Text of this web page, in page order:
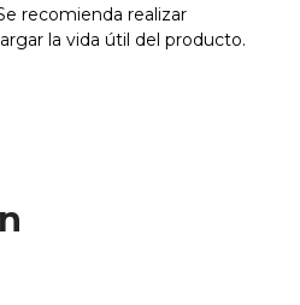
recomienda realizar
la vida útil del producto.